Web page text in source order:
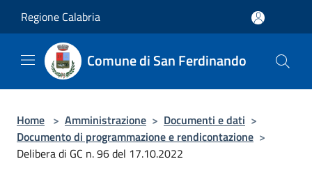
Regione Calabria
Comune di San Ferdinando
Home > Amministrazione > Documenti e dati >
Documento di programmazione e rendicontazione >
Delibera di GC n. 96 del 17.10.2022